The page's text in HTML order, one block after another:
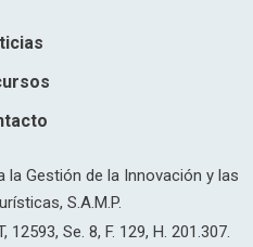
la Gestión de la Innovación y las
S.A.M.P.
12593, Se. 8, F. 129, H. 201.307.